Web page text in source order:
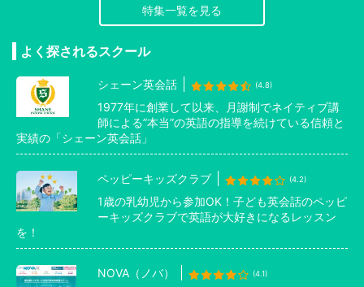
特集一覧を見る
よく探されるスクール
シェーン英会話 (4.8)
1977年に創業して以来、月謝制でネイティブ講
師による”本当”の英語の指導を続けている信頼と
実績の「シェーン英会話」
ペッピーキッズクラブ (4.2)
1歳の乳幼児から参加OK！子ども英会話のペッピ
ーキッズクラブで英語が大好きになるレッスン
を！
NOVA（ノバ） (4.1)